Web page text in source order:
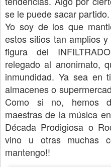
se le puede sacar partido.
Yo soy de los que
estos sitios tan amplios
figura del
relegado al anonimato,
inmundidad. Ya sea en
almacenes o
Como si no, hemos
maestras de la música
Década Prodigiosa o
vino u otras muchas
mantengo!!